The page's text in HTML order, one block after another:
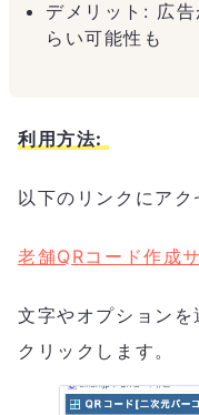
デメリット: 広
らい可能性も
利用方法:
以下のリンクにアク
老舗QRコード作成
文字やオプション
クリックします。